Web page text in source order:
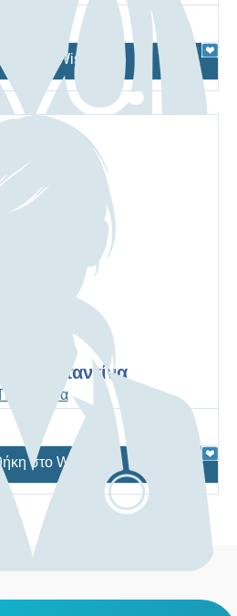
στο Wishlist
Κωνσταντίνα
Παθολογία
στο Wishlist